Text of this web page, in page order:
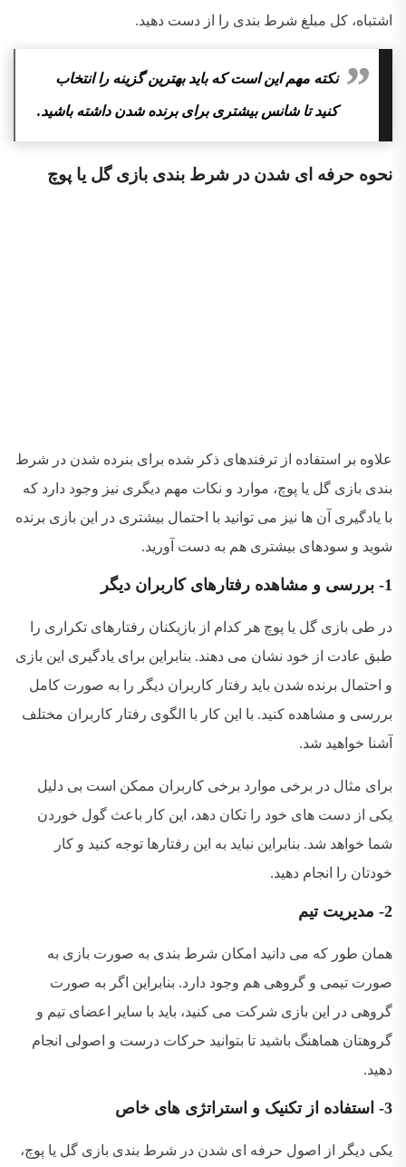
اشتباه، کل مبلغ شرط بندی را از دست دهید.
نکته مهم این است که باید بهترین گزینه را انتخاب
کنید تا شانس بیشتری برای برنده شدن داشته باشید.
نحوه حرفه ای شدن در شرط بندی بازی گل یا پوچ
علاوه بر استفاده از ترفندهای ذکر شده برای بنرده شدن در شرط
بندی بازی گل یا پوچ، موارد و نکات مهم دیگری نیز وجود دارد که
با یادگیری آن ها نیز می توانید با احتمال بیشتری در این بازی برنده
شوید و سودهای بیشتری هم به دست آورید.
1- بررسی و مشاهده رفتارهای کاربران دیگر
در طی بازی گل یا پوچ هر کدام از بازیکنان رفتارهای تکراری را
طبق عادت از خود نشان می دهند. بنابراین برای یادگیری این بازی
و احتمال برنده شدن باید رفتار کاربران دیگر را به صورت کامل
بررسی و مشاهده کنید. با این کار با الگوی رفتار کاربران مختلف
آشنا خواهید شد.
برای مثال در برخی موارد برخی کاربران ممکن است بی دلیل
یکی از دست های خود را تکان دهد، این کار باعث گول خوردن
شما خواهد شد. بنابراین نباید به این رفتارها توجه کنید و کار
خودتان را انجام دهید.
2- مدیریت تیم
همان طور که می دانید امکان شرط بندی به صورت بازی به
صورت تیمی و گروهی هم وجود دارد. بنابراین اگر به صورت
گروهی در این بازی شرکت می کنید، باید با سایر اعضای تیم و
گروهتان هماهنگ باشید تا بتوانید حرکات درست و اصولی انجام
دهید.
3- استفاده از تکنیک و استراتژی های خاص
یکی دیگر از اصول حرفه ای شدن در شرط بندی بازی گل یا پوچ،